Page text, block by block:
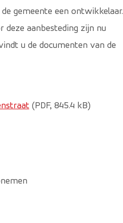
gemeente een ontwikkelaar.
deze aanbesteding zijn nu
u de documenten van de
(PDF, 845.4 kB)